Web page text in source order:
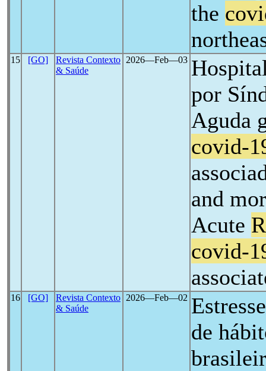
the
15 [GO]
Revista Contexto
& Saúde
2026―Feb―03
por
Aguda
covid-
and
Acute
covid-
16 [GO]
Revista Contexto
& Saúde
2026―Feb―02
de